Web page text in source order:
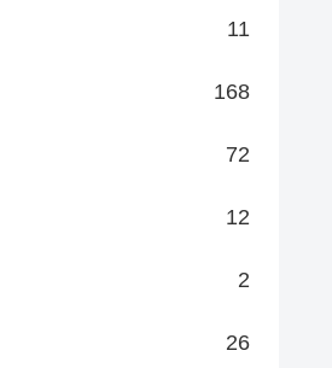
11
168
72
12
2
26